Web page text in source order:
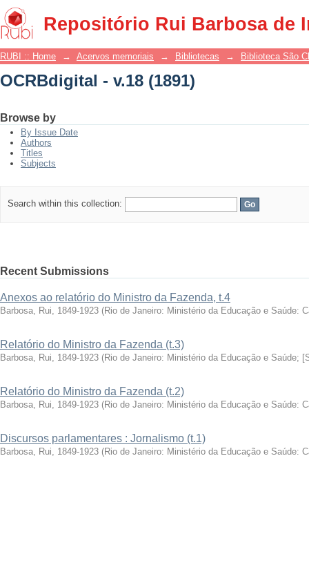
Repositório Rui Barbosa de
OCRBdigital - v.18 (1891)
RUBI :: Home → Acervos memoriais → Bibliotecas → Biblioteca São
OCRBdigital - v.18 (1891)
Browse by
By Issue Date
Authors
Titles
Subjects
Search within this collection:
Recent Submissions
Anexos ao relatório do Ministro da Fazenda, t.4
Barbosa, Rui, 1849-1923 (Rio de Janeiro: Ministério da Educação e Saúde:
Relatório do Ministro da Fazenda (t.3)
Barbosa, Rui, 1849-1923 (Rio de Janeiro: Ministério da Educação e Saúde;
Relatório do Ministro da Fazenda (t.2)
Barbosa, Rui, 1849-1923 (Rio de Janeiro: Ministério da Educação e Saúde:
Discursos parlamentares : Jornalismo (t.1)
Barbosa, Rui, 1849-1923 (Rio de Janeiro: Ministério da Educação e Saúde: